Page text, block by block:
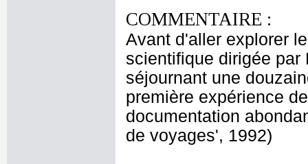
COMMENTAIRE :
Avant d'aller explorer
scientifique dirigée par
séjournant une
première expérience
documentation
de voyages', 1992)